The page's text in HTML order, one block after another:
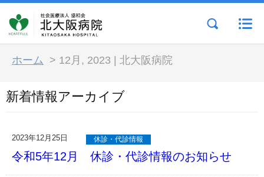
ホーム > 12月, 2023 | 北大阪病院
新着情報アーカイブ
2023年12月25日 休診・代診情報
令和5年12月 休診・代診情報のお知らせ